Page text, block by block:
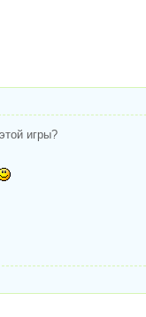
игры?